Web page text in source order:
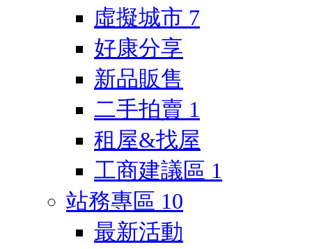
虛擬城市 7
好康分享
新品販售
二手拍賣 1
租屋&找屋
工商建議區 1
站務專區 10
最新活動